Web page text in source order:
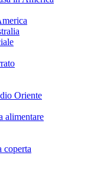
Oriente
alimentare
coperta